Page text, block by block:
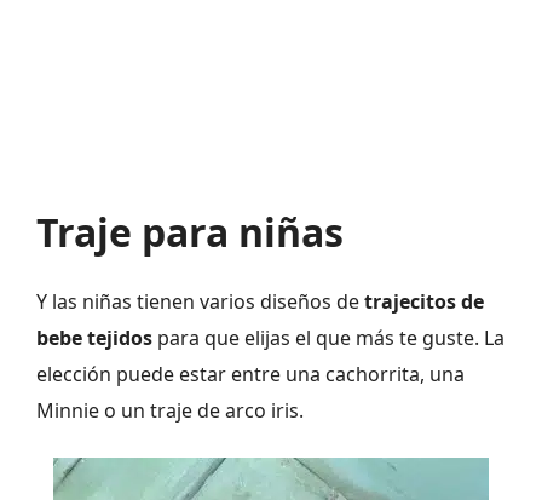
Traje para niñas
Y las niñas tienen varios diseños detrajecitos de
bebe tejidos para que elijas el que más te guste. La
elección puede estar entre una cachorrita, una
Minnie o un traje de arco iris.